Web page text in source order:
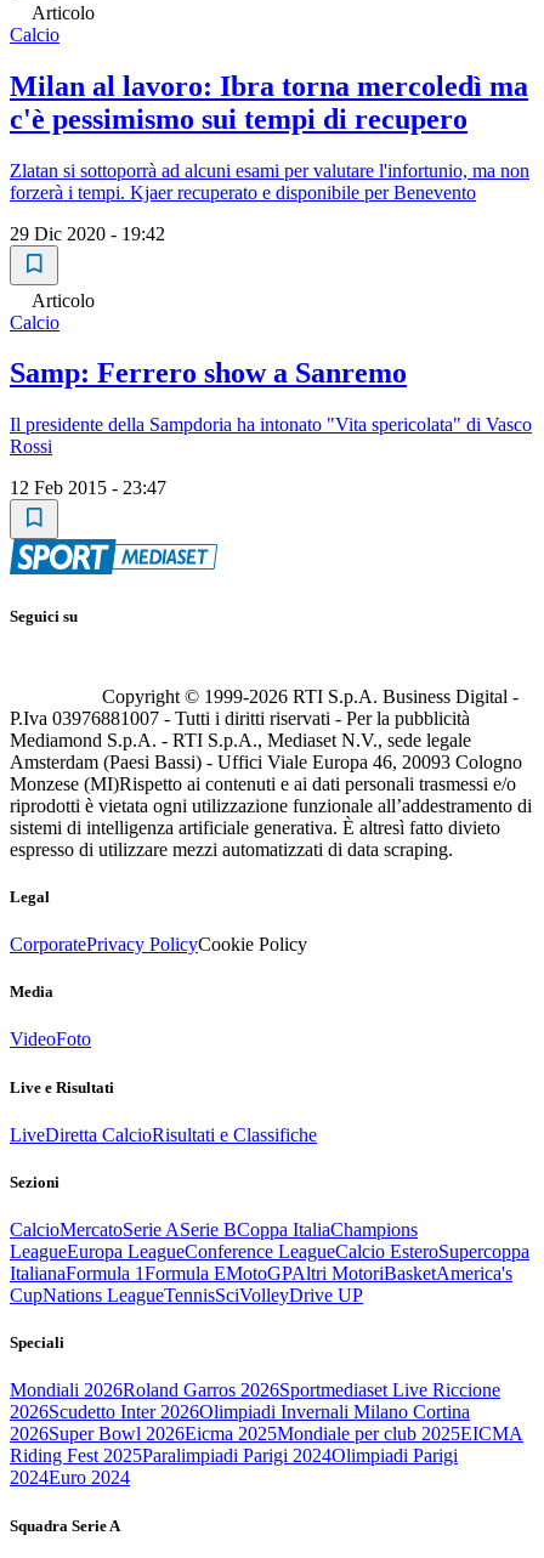
Articolo
Calcio
Milan al lavoro: Ibra torna mercoledì ma
c'è pessimismo sui tempi di recupero
Zlatan si sottoporrà ad alcuni esami per valutare l'infortunio, ma non
forzerà i tempi. Kjaer recuperato e disponibile per Benevento
29 Dic 2020 - 19:42
Articolo
Calcio
Samp: Ferrero show a Sanremo
Il presidente della Sampdoria ha intonato "Vita spericolata" di Vasco
Rossi
12 Feb 2015 - 23:47
Seguici su
Copyright © 1999-2026 RTI S.p.A. Business Digital -
P.Iva 03976881007 - Tutti i diritti riservati - Per la pubblicità
Mediamond S.p.A. - RTI S.p.A., Mediaset N.V., sede legale
Amsterdam (Paesi Bassi) - Uffici Viale Europa 46, 20093 Cologno
Monzese (MI)Rispetto ai contenuti e ai dati personali trasmessi e/o
riprodotti è vietata ogni utilizzazione funzionale all’addestramento di
sistemi di intelligenza artificiale generativa. È altresì fatto divieto
espresso di utilizzare mezzi automatizzati di data scraping.
Legal
CorporatePrivacy PolicyCookie Policy
Media
VideoFoto
Live e Risultati
LiveDiretta CalcioRisultati e Classifiche
Sezioni
CalcioMercatoSerie ASerie BCoppa ItaliaChampions
LeagueEuropa LeagueConference LeagueCalcio EsteroSupercoppa
ItalianaFormula 1Formula EMotoGPAltri MotoriBasketAmerica's
CupNations LeagueTennisSciVolleyDrive UP
Speciali
Mondiali 2026Roland Garros 2026Sportmediaset Live Riccione
2026Scudetto Inter 2026Olimpiadi Invernali Milano Cortina
2026Super Bowl 2026Eicma 2025Mondiale per club 2025EICMA
Riding Fest 2025Paralimpiadi Parigi 2024Olimpiadi Parigi
2024Euro 2024
Squadra Serie A